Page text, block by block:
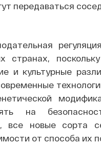
передаваться
странах,
и культурные
на
все новые сорта
от способа их